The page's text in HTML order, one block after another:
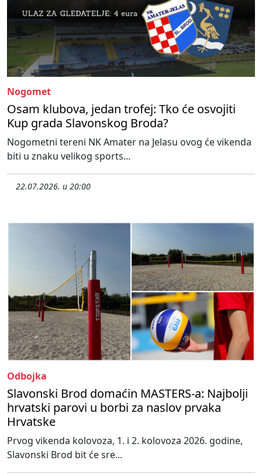
Nogomet
Osam klubova, jedan trofej: Tko će osvojiti
Kup grada Slavonskog Broda?
Nogometni tereni NK Amater na Jelasu ovog će vikenda
biti u znaku velikog sports...
22.07.2026. u 20:00
Odbojka
Slavonski Brod domaćin MASTERS-a: Najbolji
hrvatski parovi u borbi za naslov prvaka
Hrvatske
Prvog vikenda kolovoza, 1. i 2. kolovoza 2026. godine,
Slavonski Brod bit će sre...